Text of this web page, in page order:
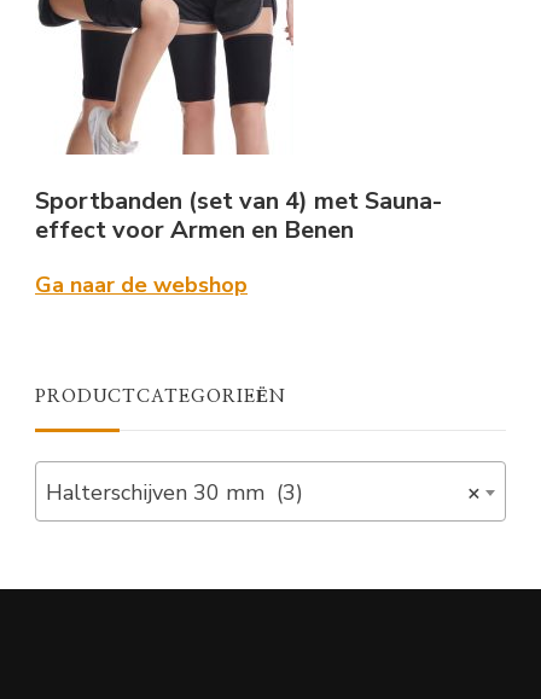
Sportbanden (set van 4) met Sauna-
effect voor Armen en Benen
Ga naar de webshop
PRODUCTCATEGORIEËN
×
Halterschijven 30 mm (3)